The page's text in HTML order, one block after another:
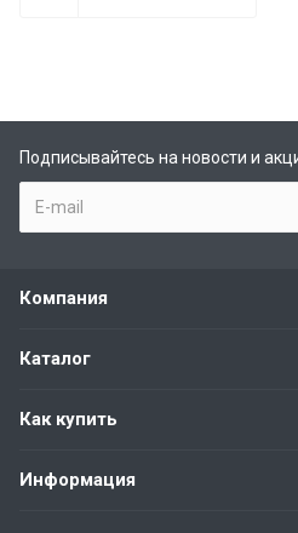
Подписывайтесь на новости и
Компания
Каталог
Как купить
Информация